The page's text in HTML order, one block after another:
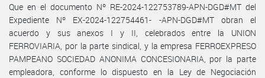
Que en el documento Nº RE-2024-122753789-APN-DGD#MT del
Expediente Nº EX-2024-122754461- -APN-DGD#MT obran el
acuerdo y sus anexos I y II, celebrados entre la UNION
FERROVIARIA, por la parte sindical, y la empresa FERROEXPRESO
PAMPEANO SOCIEDAD ANONIMA CONCESIONARIA, por la parte
empleadora, conforme lo dispuesto en la Ley de Negociación